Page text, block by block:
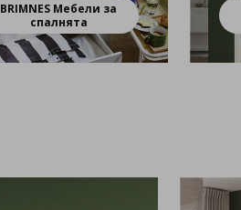
BRIMNES Мебели за
спалнята